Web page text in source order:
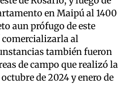
en Maipú al 1400
aun prófugo de este
comercializarla al
también fueron
de campo que realizó la
de 2024 y enero de